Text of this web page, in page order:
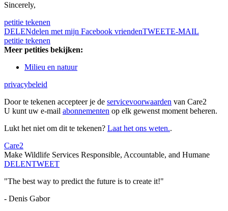
Sincerely,
petitie tekenen
DELENdelen met mijn Facebook vriendenTWEETE-MAIL
petitie tekenen
Meer petities bekijken:
Milieu en natuur
privacybeleid
Door te tekenen accepteer je de servicevoorwaarden van Care2
U kunt uw e-mail abonnementen op elk gewenst moment beheren.
Lukt het niet om dit te tekenen? Laat het ons weten..
Care2
Make Wildlife Services Responsible, Accountable, and Humane
DELENTWEET
"The best way to predict the future is to create it!"
- Denis Gabor